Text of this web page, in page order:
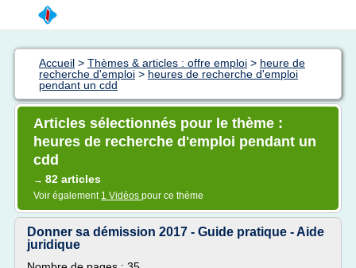
Accueil > Thèmes & articles : offre emploi > heure de
recherche d'emploi > heures de recherche d'emploi
pendant un cdd
Articles sélectionnés pour le thème :
heures de recherche d'emploi pendant un
cdd
→ 82 articles
Voir également 1 Vidéos pour ce thème
Donner sa démission 2017 - Guide pratique - Aide
juridique